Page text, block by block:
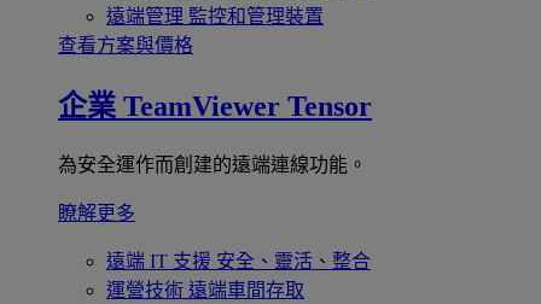
遠端管理 監控和管理裝置
查看方案與價格
企業 TeamViewer Tensor
為安全運作而創建的遠端連線功能。
瞭解更多
遠端 IT 支援 安全、靈活、整合
運營技術 遠端車間存取